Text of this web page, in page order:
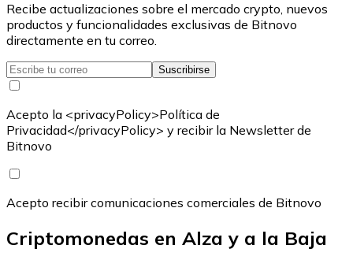
Recibe actualizaciones sobre el mercado crypto, nuevos
productos y funcionalidades exclusivas de Bitnovo
directamente en tu correo.
Suscribirse
Acepto la <privacyPolicy>Política de
Privacidad</privacyPolicy> y recibir la Newsletter de
Bitnovo
Acepto recibir comunicaciones comerciales de Bitnovo
Criptomonedas en Alza y a la Baja